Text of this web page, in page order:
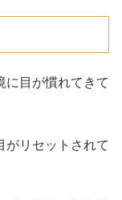
に目が慣れてきて
がリセットされて